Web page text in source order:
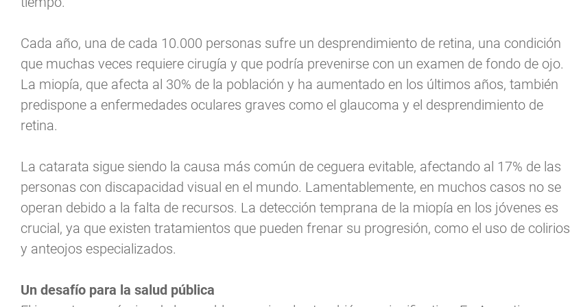
Cada año, una de cada 10.000 personas sufre un desprendimiento de retina, una condición
que muchas veces requiere cirugía y que podría prevenirse con un examen de fondo de ojo.
La miopía, que afecta al 30% de la población y ha aumentado en los últimos años, también
predispone a enfermedades oculares graves como el glaucoma y el desprendimiento de
retina.
La catarata sigue siendo la causa más común de ceguera evitable, afectando al 17% de las
personas con discapacidad visual en el mundo. Lamentablemente, en muchos casos no se
operan debido a la falta de recursos. La detección temprana de la miopía en los jóvenes es
crucial, ya que existen tratamientos que pueden frenar su progresión, como el uso de colirios
y anteojos especializados.
Un desafío para la salud pública